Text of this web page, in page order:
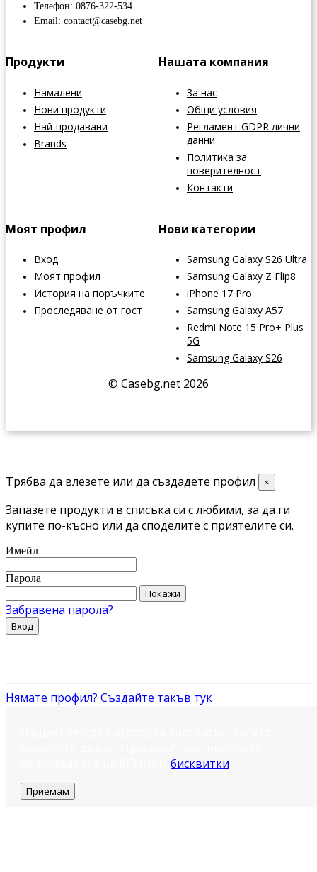
Телефон: 0876-322-534
Email: contact@casebg.net
Продукти
Намалени
Нови продукти
Най-продавани
Brands
Нашата компания
За нас
Общи условия
Регламент GDPR лични
данни
Политика за
поверителност
Контакти
Моят профил
Вход
Моят профил
История на поръчките
Проследяване от гост
Нови категории
Samsung Galaxy S26 Ultra
Samsung Galaxy Z Flip8
iPhone 17 Pro
Samsung Galaxy A57
Redmi Note 15 Pro+ Plus
5G
Samsung Galaxy S26
© Casebg.net 2026
Трябва да влезете или да създадете профил ×
Запазете продукти в списъка си с любими, за да ги
купите по-късно или да споделите с приятелите си.
Имейл
Парола
Покажи
Забравена парола?
Вход
Нямате профил? Създайте такъв тук
бисквитки
Приемам